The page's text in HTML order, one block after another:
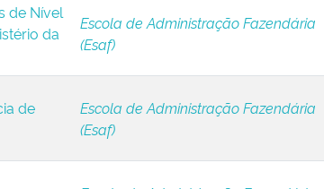
de Nível
da
Escola de Administração Fazendária
(Esaf)
de
Escola de Administração Fazendária
(Esaf)